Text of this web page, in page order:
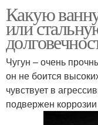
Какую
или
Чугун – очень
он не боится
чувствует в
подвержен